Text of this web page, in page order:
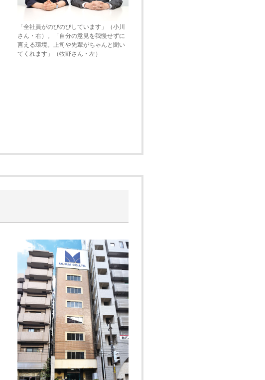
「全社員がのびのびしています」（小川
さん・右）。「自分の意見を我慢せずに
言える環境。上司や先輩がちゃんと聞い
てくれます」（牧野さん・左）